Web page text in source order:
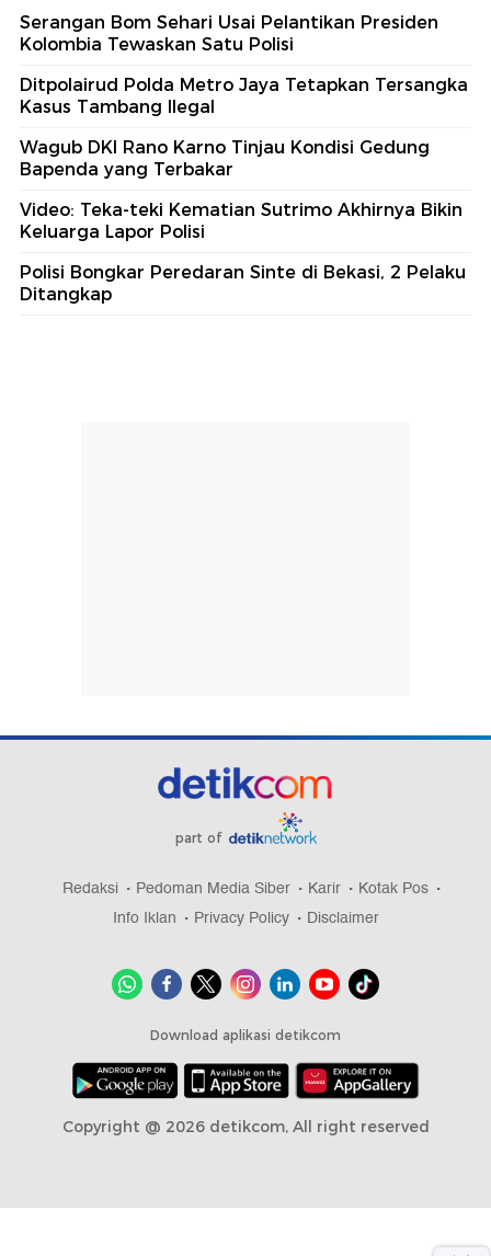
Serangan Bom Sehari Usai Pelantikan Presiden
Kolombia Tewaskan Satu Polisi
Ditpolairud Polda Metro Jaya Tetapkan Tersangka
Kasus Tambang Ilegal
Wagub DKI Rano Karno Tinjau Kondisi Gedung
Bapenda yang Terbakar
Video: Teka-teki Kematian Sutrimo Akhirnya Bikin
Keluarga Lapor Polisi
Polisi Bongkar Peredaran Sinte di Bekasi, 2 Pelaku
Ditangkap
part of
Redaksi Pedoman Media Siber Karir
Kotak Pos
Info Iklan
Privacy Policy Disclaimer
Download aplikasi detikcom
Copyright @ 2026 detikcom, All right reserved